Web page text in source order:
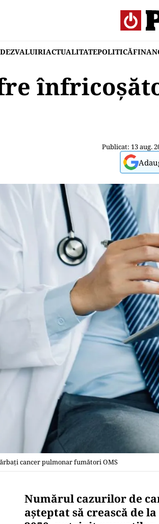
DEZVALUIRIACTUALITATEPOLITICĂ
Publicat: 13 aug.
cancer pulmonar fumători OMS
Numărul cazurilor de
așteptat să crească de